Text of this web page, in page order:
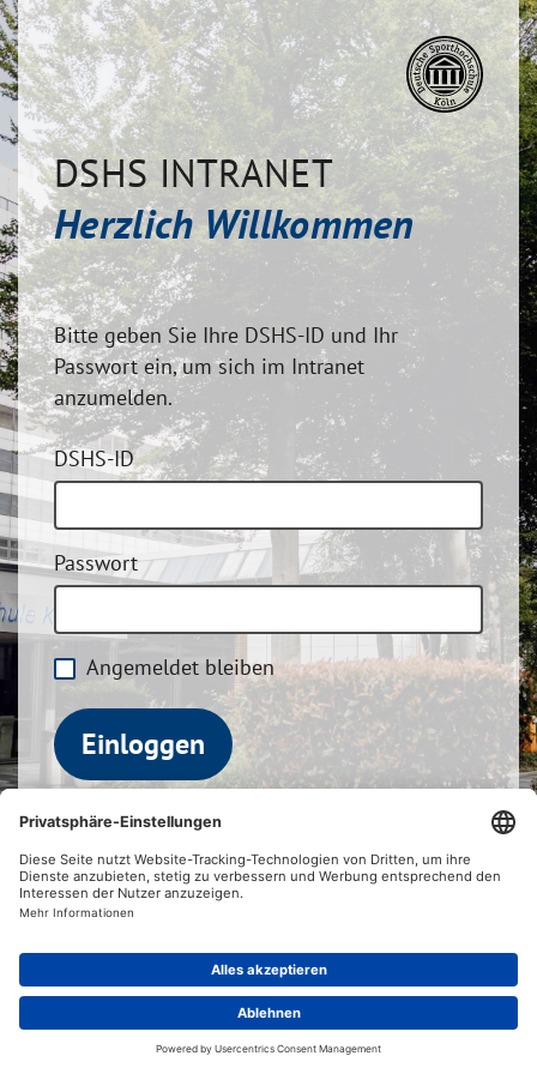
DSHS INTRANET
Herzlich Willkommen
Bitte geben Sie Ihre DSHS-ID und Ihr
Passwort ein, um sich im Intranet
anzumelden.
DSHS-ID
Passwort
Angemeldet bleiben
Einloggen
Passwort vergessen?